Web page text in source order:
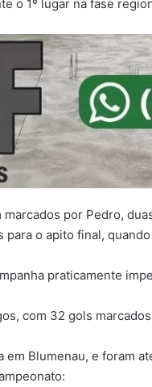
por Pedro,
o apito final,
praticamente
com 32 gols
Blumenau, e foram